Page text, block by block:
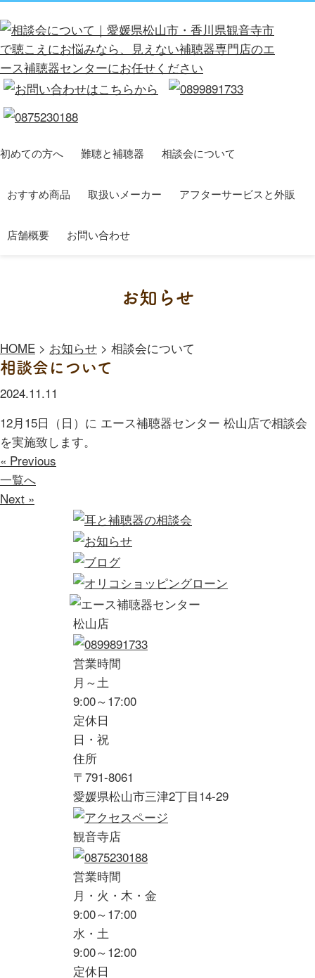
初めての方へ 難聴と補聴器 相談会について
おすすめ商品 取扱いメーカー アフターサービスと外販
店舗概要 お問い合わせ
お知らせ
HOME > お知らせ > 相談会について
相談会について
2024.11.11
12月15日（日）に エース補聴器センター 松山店で相談会
を実施致します。
« Previous
一覧へ
Next »
松山店
営業時間
月～土
9:00～17:00
定休日
日・祝
住所
〒791-8061
愛媛県松山市三津2丁目14-29
観音寺店
営業時間
月・火・木・金
9:00～17:00
水・土
9:00～12:00
定休日